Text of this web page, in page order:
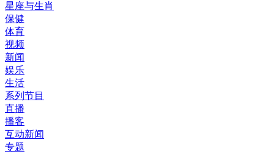
星座与生肖
保健
体育
视频
新闻
娱乐
生活
系列节目
直播
播客
互动新闻
专题